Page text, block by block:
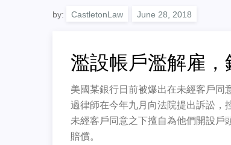
by: CastletonLaw
濫設帳戶濫解雇
美國某銀行日前被爆出在未經客戶同
過律師在今年九月向法院提出訴訟，
未經客戶同意之下擅自為他們開設戶
賠償。